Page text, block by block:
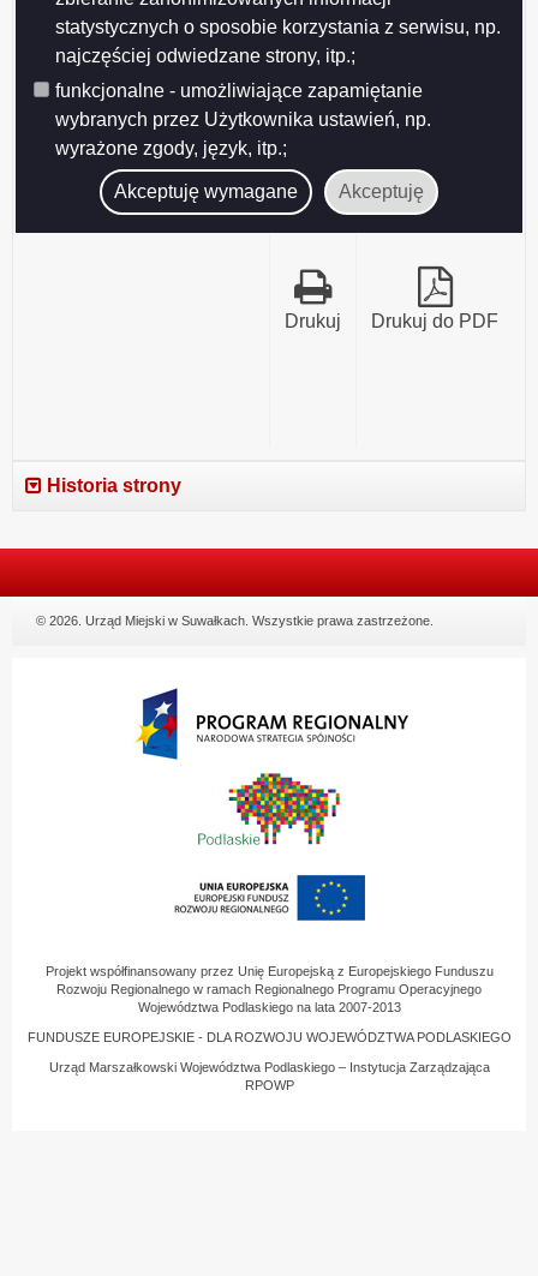
statystycznych o sposobie korzystania z serwisu, np.
najczęściej odwiedzane strony, itp.;
funkcjonalne - umożliwiające zapamiętanie
wybranych przez Użytkownika ustawień, np.
wyrażone zgody, język, itp.;
Akceptuję wymagane Akceptuję
Wprowadzający:Katarzyna Gałazin
Data wprowadzenia:2013-03-25
Opublikował:Katarzyna Gałazin
Data publikacji:2013-03-25
Drukuj do PDF
Drukuj
Historia strony
© 2026. Urząd Miejski w Suwałkach. Wszystkie prawa zastrzeżone.
Projekt współfinansowany przez Unię Europejską z Europejskiego Funduszu
Rozwoju Regionalnego w ramach Regionalnego Programu Operacyjnego
Województwa Podlaskiego na lata 2007-2013
FUNDUSZE EUROPEJSKIE - DLA ROZWOJU WOJEWÓDZTWA PODLASKIEGO
Urząd Marszałkowski Województwa Podlaskiego – Instytucja Zarządzająca
RPOWP